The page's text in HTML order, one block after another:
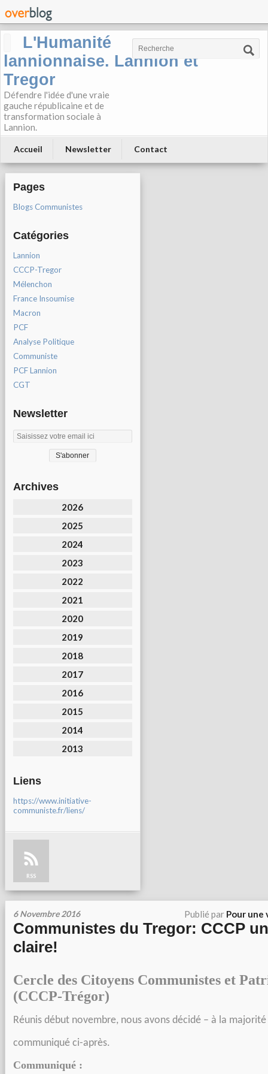
L'Humanité
lannionnaise. Lannion et
Tregor
Défendre l'idée d'une vraie
gauche républicaine et de
transformation sociale à
Lannion.
Accueil Newsletter Contact
Pages
Blogs Communistes
Catégories
Lannion
CCCP-Tregor
Mélenchon
France Insoumise
Macron
PCF
Analyse Politique
Communiste
PCF Lannion
CGT
Newsletter
Archives
2026
2025
2024
2023
2022
2021
2020
2019
2018
2017
2016
2015
2014
2013
Liens
https://www.initiative-
communiste.fr/liens/
RSS
6 Novembre 2016 Publié par Pour une
Communistes du Tregor: CCCP
claire!
Cercle des Citoyens Communistes et
(CCCP-Trégor)
Réunis début novembre, nous avons décidé – à la
communiqué ci-après.
Communiqué :